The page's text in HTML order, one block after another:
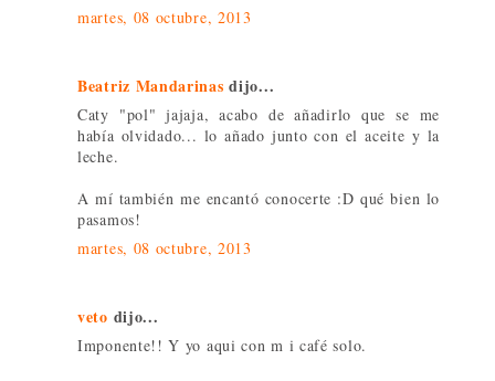
martes, 08 octubre, 2013
Beatriz Mandarinas dijo...
Caty "pol" jajaja, acabo de añadirlo que se me
había olvidado... lo añado junto con el aceite y la
leche.
A mí también me encantó conocerte :D qué bien lo
pasamos!
martes, 08 octubre, 2013
veto dijo...
Imponente!! Y yo aqui con m i café solo.